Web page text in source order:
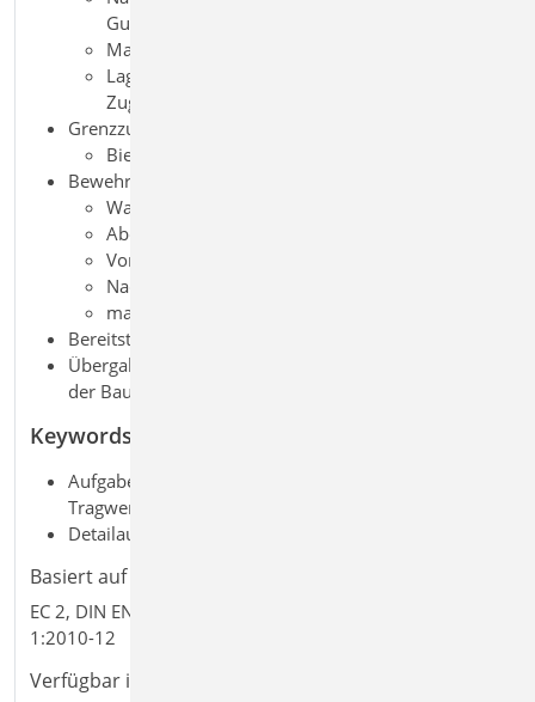
Gurten (Plattenbalken)
Mauerwerksauflager nach EC 6
Lagesicherheit (inkl. Ermittlung der Kräfte in der
Zugverankerung)
Grenzzustand der Gebrauchstauglichkeit, EC 2
Biegeschlankheit
Bewehrungswahl
Wahl der Längs- und Querkraftbewehrung
Abdeckung über Lagermatten oder Stabstahl
Vorgabe von Grund- und Zulagenbewehrung
Nachweis der Zugkraftdeckung
manuelle Vorgabe der Bewehrung
Bereitstellung der Bewehrung für ViCADo
Übergaben für „Übernahmen zum Detailnachweis“ in
der BauStatik
Keywords
Aufgaben: Beton-/Stahlbetonbau; Massivbau;
Tragwerksplanung; Mauerwerksbau
Detailaufgaben: Berechnungsmodell SE; Träger
Basiert auf den Normen:
EC 2, DIN EN 1992-1-1:2011-01, EC 6, DIN EN 1996-1-
1:2010-12
Verfügbar in den Paketen: